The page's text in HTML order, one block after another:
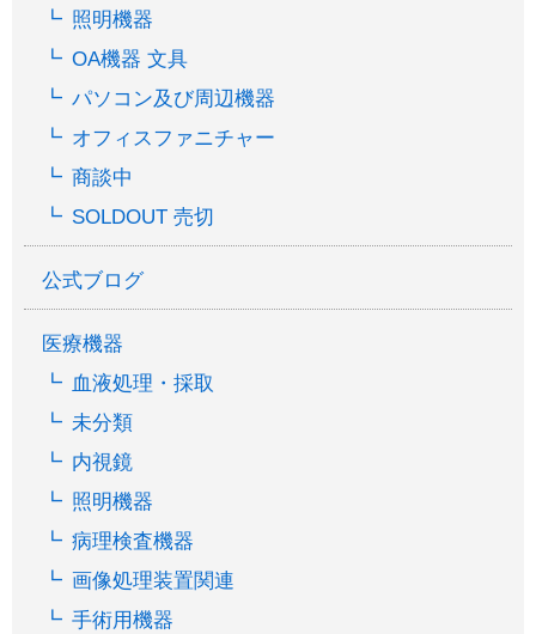
照明機器
OA機器 文具
パソコン及び周辺機器
オフィスファニチャー
商談中
SOLDOUT 売切
公式ブログ
医療機器
血液処理・採取
未分類
内視鏡
照明機器
病理検査機器
画像処理装置関連
手術用機器